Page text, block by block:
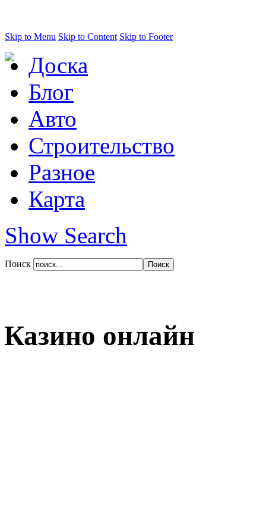
Skip to Menu Skip to Content Skip to Footer
Доска
Блог
Авто
Строительство
Разное
Карта
Show Search
Поиск
Казино онлайн